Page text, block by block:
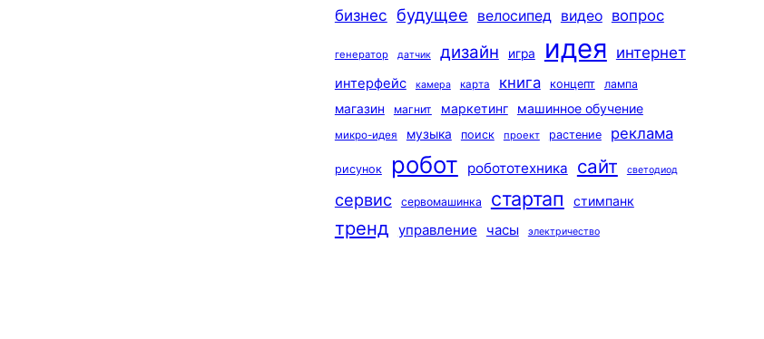
бизнес будущее велосипед видео вопрос
генератор датчик дизайн игра идея интернет
интерфейс камера карта книга концепт лампа
магазин магнит маркетинг машинное обучение
микро-идея музыка поиск проект растение реклама
рисунок робот робототехника сайт светодиод
сервис сервомашинка стартап стимпанк
тренд управление часы электричество